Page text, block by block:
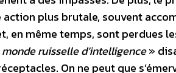
plus brutale, souvent
en même temps, sont perdues
monde ruisselle d’intelligence»
On ne peut que